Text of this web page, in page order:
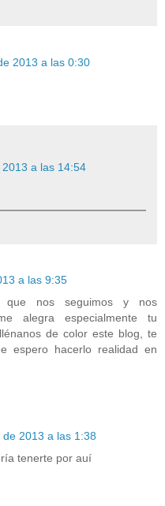
2013 a las 0:30
a las 14:54
a las 9:35
que nos seguimos y nos
alegra especialmente tu
de color este blog, te
espero hacerlo realidad en
de 2013 a las 1:38
tenerte por auí